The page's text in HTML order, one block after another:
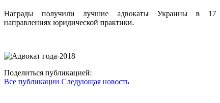
Награды получили лучшие адвокаты Украины в 17
направлениях юридической практики.
Поделиться публикацией:
Все публикации Следующая новость